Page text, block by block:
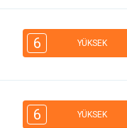
35°maks
16:00
3
34°maks
6 YÜKSEK
16:00
3
2
6 YÜKSEK